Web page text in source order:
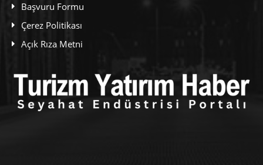
Başvuru Formu
Çerez Politikası
Açık Rıza Metni